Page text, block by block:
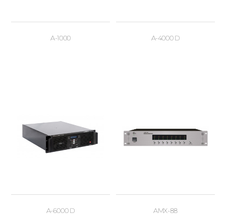
A-1000 A-4000 D
A-6000 D AMX-88